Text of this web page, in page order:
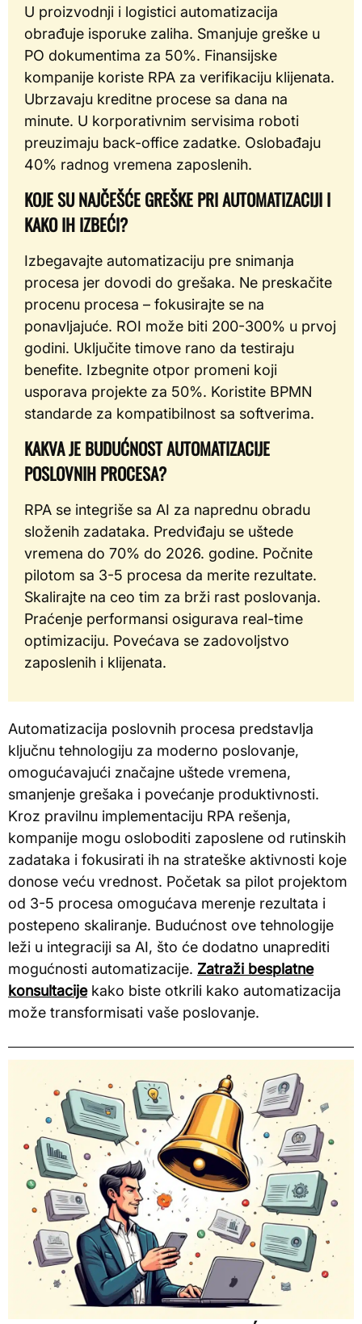
U proizvodnji i logistici automatizacija
obrađuje isporuke zaliha. Smanjuje greške u
PO dokumentima za 50%. Finansijske
kompanije koriste RPA za verifikaciju klijenata.
Ubrzavaju kreditne procese sa dana na
minute. U korporativnim servisima roboti
preuzimaju back-office zadatke. Oslobađaju
40% radnog vremena zaposlenih.
KOJE SU NAJČEŠĆE GREŠKE PRI AUTOMATIZACIJI I
KAKO IH IZBEĆI?
Izbegavajte automatizaciju pre snimanja
procesa jer dovodi do grešaka. Ne preskačite
procenu procesa – fokusirajte se na
ponavljajuće. ROI može biti 200-300% u prvoj
godini. Uključite timove rano da testiraju
benefite. Izbegnite otpor promeni koji
usporava projekte za 50%. Koristite BPMN
standarde za kompatibilnost sa softverima.
KAKVA JE BUDUĆNOST AUTOMATIZACIJE
POSLOVNIH PROCESA?
RPA se integriše sa AI za naprednu obradu
složenih zadataka. Predviđaju se uštede
vremena do 70% do 2026. godine. Počnite
pilotom sa 3-5 procesa da merite rezultate.
Skalirajte na ceo tim za brži rast poslovanja.
Praćenje performansi osigurava real-time
optimizaciju. Povećava se zadovoljstvo
zaposlenih i klijenata.
Automatizacija poslovnih procesa predstavlja
ključnu tehnologiju za moderno poslovanje,
omogućavajući značajne uštede vremena,
smanjenje grešaka i povećanje produktivnosti.
Kroz pravilnu implementaciju RPA rešenja,
kompanije mogu osloboditi zaposlene od rutinskih
zadataka i fokusirati ih na strateške aktivnosti koje
donose veću vrednost. Početak sa pilot projektom
od 3-5 procesa omogućava merenje rezultata i
postepeno skaliranje. Budućnost ove tehnologije
leži u integraciji sa AI, što će dodatno unaprediti
mogućnosti automatizacije. Zatraži besplatne
konsultacijekako biste otkrili kako automatizacija
može transformisati vaše poslovanje.